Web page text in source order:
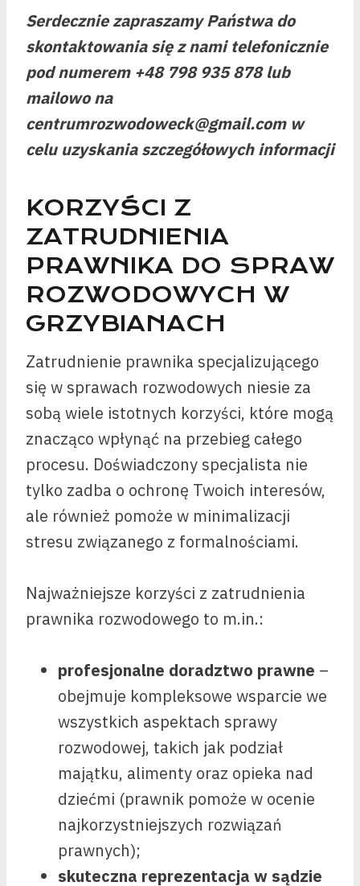
Serdecznie zapraszamy Państwa do
skontaktowania się z nami telefonicznie
pod numerem +48 798 935 878 lub
mailowo na
centrumrozwodoweck@gmail.com w
celu uzyskania szczegółowych informacji
KORZYŚCI Z
ZATRUDNIENIA
PRAWNIKA DO SPRAW
ROZWODOWYCH W
GRZYBIANACH
Zatrudnienie prawnika specjalizującego
się w sprawach rozwodowych niesie za
sobą wiele istotnych korzyści, które mogą
znacząco wpłynąć na przebieg całego
procesu. Doświadczony specjalista nie
tylko zadba o ochronę Twoich interesów,
ale również pomoże w minimalizacji
stresu związanego z formalnościami.
Najważniejsze korzyści z zatrudnienia
prawnika rozwodowego to m.in.:
profesjonalne doradztwo prawne –
obejmuje kompleksowe wsparcie we
wszystkich aspektach sprawy
rozwodowej, takich jak podział
majątku, alimenty oraz opieka nad
dziećmi (prawnik pomoże w ocenie
najkorzystniejszych rozwiązań
prawnych);
skuteczna reprezentacja w sądzie